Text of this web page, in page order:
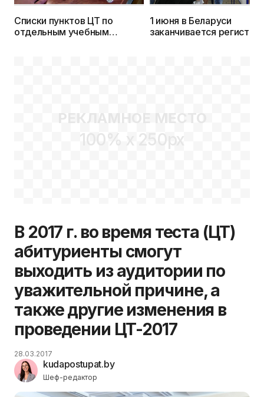
Списки пунктов ЦТ по
отдельным учебным
1 июня в Беларуси
заканчивается
РЕКЛАМНОЕ МЕСТО
100% x 250px
В 2017 г. во время теста (ЦТ)
абитуриенты смогут
выходить из аудитории по
уважительной причине, а
также другие изменения в
проведении ЦТ-2017
kudapostupat.by
Шеф-редактор
28.03.2017